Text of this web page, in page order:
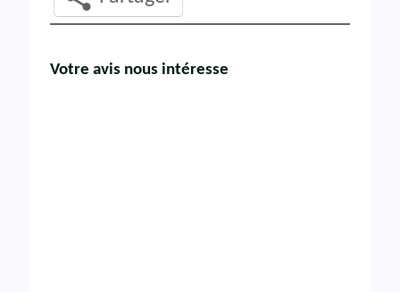
Votre avis nous intéresse